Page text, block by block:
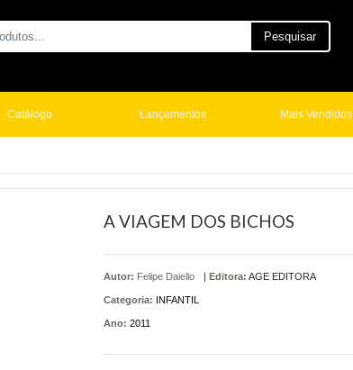
Pesquisar
Catálogo Lançamentos Mais Vendidos
A VIAGEM DOS BICHOS
Autor: Felipe Daiello | Editora: AGE EDITORA
Categoria: INFANTIL
Ano: 2011